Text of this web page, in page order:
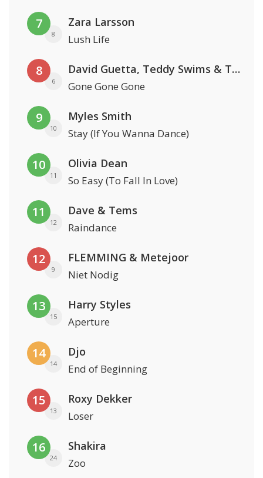
7
8
Zara Larsson
Lush Life
8
6
David Guetta, Teddy Swims & Tones And I
Gone Gone Gone
9
10
Myles Smith
Stay (If You Wanna Dance)
10
11
Olivia Dean
So Easy (To Fall In Love)
11
12
Dave & Tems
Raindance
12
9
FLEMMING & Metejoor
Niet Nodig
13
15
Harry Styles
Aperture
14
14
Djo
End of Beginning
15
13
Roxy Dekker
Loser
16
24
Shakira
Zoo